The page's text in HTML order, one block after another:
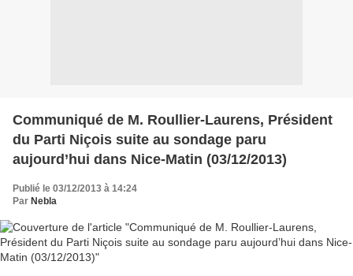
Communiqué de M. Roullier-Laurens, Président
du Parti Niçois suite au sondage paru
aujourd’hui dans Nice-Matin (03/12/2013)
Publié le 03/12/2013 à 14:24
Par Nebla